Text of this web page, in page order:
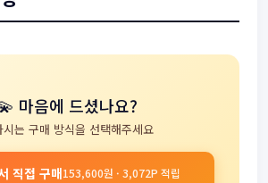
💫 마음에 드셨나요?
시는 구매 방식을 선택해주세요
직접 구매153,600원 · 3,072P 적립